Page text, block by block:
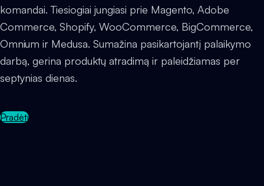
komandai. Tiesiogiai jungiasi prie Magento, Adobe
Commerce, Shopify, WooCommerce, BigCommerce,
Omnium ir Medusa. Sumažina pasikartojantį palaikymo
darbą, gerina produktų atradimą ir paleidžiamas per
septynias dienas.
Pradėti